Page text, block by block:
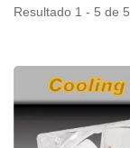
Resultado 1 - 5 de 5